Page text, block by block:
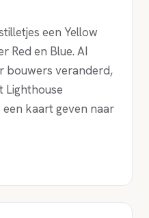
een Yellow
Red en Blue. AI
bouwers veranderd,
Lighthouse
kaart geven naar